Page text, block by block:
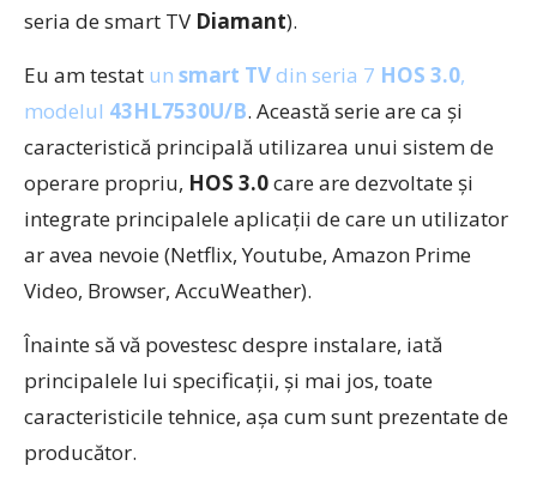
seria de smart TV Diamant).
Eu am testat un smart TVdin seria 7 HOS 3.0,
modelul 43HL7530U/B. Această serie are ca și
caracteristică principală utilizarea unui sistem de
operare propriu, HOS 3.0care are dezvoltate și
integrate principalele aplicații de care un utilizator
ar avea nevoie (Netflix, Youtube, Amazon Prime
Video, Browser, AccuWeather).
Înainte să vă povestesc despre instalare, iată
principalele lui specificații, și mai jos, toate
caracteristicile tehnice, așa cum sunt prezentate de
producător.